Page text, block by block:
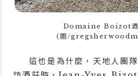
Domaine Boizot酒
(圖/
這也是為什麼，天地人團